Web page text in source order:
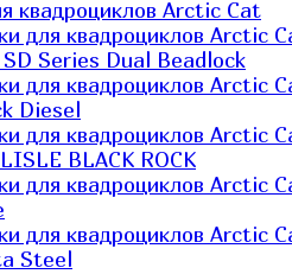
квадроциклов Arctic Cat
для квадроциклов Arctic
Series Dual Beadlock
для квадроциклов Arctic
Diesel
для квадроциклов Arctic
BLACK ROCK
для квадроциклов Arctic
для квадроциклов Arctic
Steel